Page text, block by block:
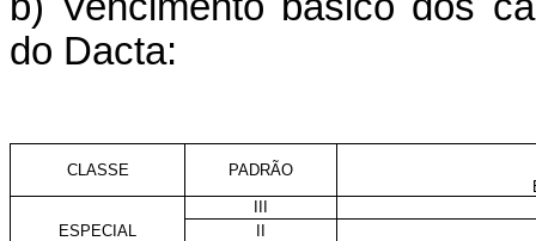
do Dacta:
CLASSE
PADRÃO
ESPECIAL
III
II